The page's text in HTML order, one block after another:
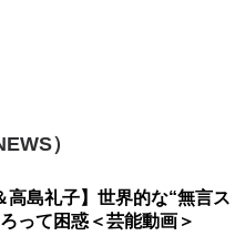
）
高島礼子】世界的な“無言ス
って困惑＜芸能動画＞